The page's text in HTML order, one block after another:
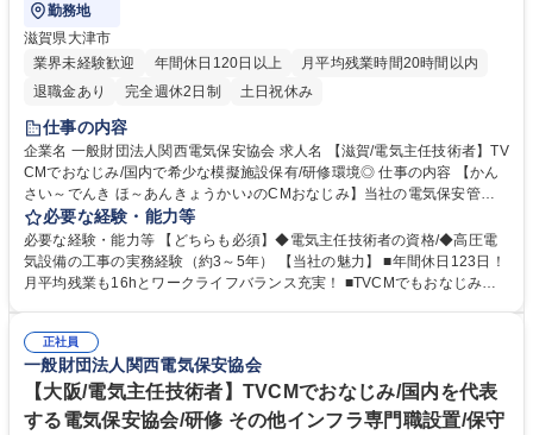
勤務地
滋賀県大津市
業界未経験歓迎
年間休日120日以上
月平均残業時間20時間以内
退職金あり
完全週休2日制 土日祝休み
仕事の内容
企業名 一般財団法人関西電気保安協会 求人名 【滋賀/電気主任技術者】TV
CMでおなじみ/国内で希少な模擬施設保有/研修環境◎ 仕事の内容 【かん
さい～でんき ほ～あんきょうかい♪のCMおなじみ】当社の電気保安管理
業務は国が定める電気事業法に基づく案件のため、案件受注は安定してお
ります。 工場やビルなど電力会社から高圧で受電して電気を使用する事業
場の保安業務全般をお任せします。 ＜月次点検＞運転状態の電気設備の点
検および測定 ＜年次点検＞電気設備を停電してより精密な点検、測定およ
職種 【滋賀/電気主任技術者】TVCMでおなじみ/国内で希少な模擬施設保
有/研修環境◎
必要な経験・能力等
必要な経験・能力等 【どちらも必須】◆電気主任技術者の資格/◆高圧電
気設備の工事の実務経験（約3～5年） 【当社の魅力】 ■年間休日123日！
月平均残業も16hとワークライフバランス充実！ ■TVCMでもおなじみの
い方にオススメ！ ■模擬施設を保有等、充実の研修環境から高い技術力を
担保し続けております。 学歴・資格 学歴：大学院 大学 高専 短大 専修学
校 高校 語学力： 資格：第一種運転免許普通自動車 第三種電気主任技術者
第二種電気主任技術者
正社員
一般財団法人関西電気保安協会
【大阪/電気主任技術者】TVCMでおなじみ/国内を代表
する電気保安協会/研修 その他インフラ専門職設置/保守